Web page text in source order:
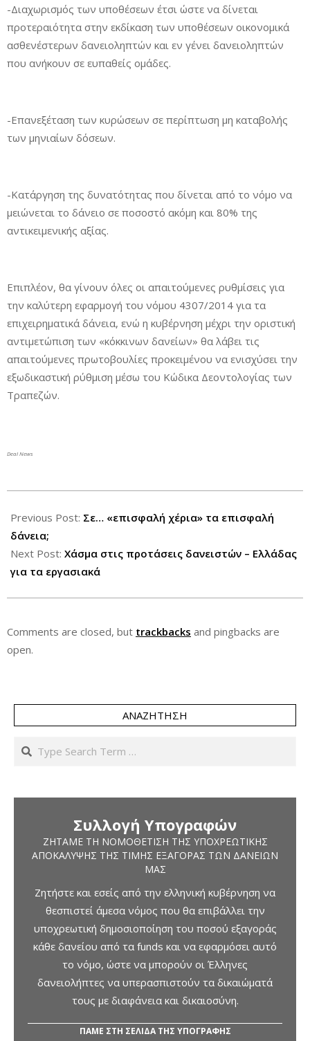
-Διαχωρισμός των υποθέσεων έτσι ώστε να δίνεται
προτεραιότητα στην εκδίκαση των υποθέσεων οικονομικά
ασθενέστερων δανειοληπτών και εν γένει δανειοληπτών
που ανήκουν σε ευπαθείς ομάδες.
-Επανεξέταση των κυρώσεων σε περίπτωση μη καταβολής
των μηνιαίων δόσεων.
-Κατάργηση της δυνατότητας που δίνεται από το νόμο να
μειώνεται το δάνειο σε ποσοστό ακόμη και 80% της
αντικειμενικής αξίας.
Επιπλέον, θα γίνουν όλες οι απαιτούμενες ρυθμίσεις για
την καλύτερη εφαρμογή του νόμου 4307/2014 για τα
επιχειρηματικά δάνεια, ενώ η κυβέρνηση μέχρι την οριστική
αντιμετώπιση των «κόκκινων δανείων» θα λάβει τις
απαιτούμενες πρωτοβουλίες προκειμένου να ενισχύσει την
εξωδικαστική ρύθμιση μέσω του Κώδικα Δεοντολογίας των
Τραπεζών.
Deal News
06-
05
Previous Post: Σε… «επισφαλή χέρια» τα επισφαλή
δάνεια;
Next Post: Χάσμα στις προτάσεις δανειστών – Ελλάδας
για τα εργασιακά
Comments are closed, but trackbacks and pingbacks are
open.
ΑΝΑΖΉΤΗΣΗ
Search
Συλλογή Υπογραφών
ΖΗΤΆΜΕ ΤΗ ΝΟΜΟΘΈΤΙΣΗ ΤΗΣ ΥΠΟΧΡΕΩΤΙΚΉΣ
ΑΠΟΚΆΛΥΨΗΣ ΤΗΣ ΤΙΜΉΣ ΕΞΑΓΟΡΆΣ ΤΩΝ ΔΑΝΕΊΩΝ
ΜΑΣ
Ζητήστε και εσείς από την ελληνική κυβέρνηση να
θεσπιστεί άμεσα νόμος που θα επιβάλλει την
υποχρεωτική δημοσιοποίηση του ποσού εξαγοράς
κάθε δανείου από τα funds και να εφαρμόσει αυτό
το νόμο, ώστε να μπορούν οι Έλληνες
δανειολήπτες να υπερασπιστούν τα δικαιώματά
τους με διαφάνεια και δικαιοσύνη.
ΠΑΜΕ ΣΤΗ ΣΕΛΙΔΑ ΤΗΣ ΥΠΟΓΡΑΦΗΣ